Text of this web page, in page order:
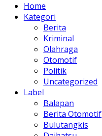
Home
Kategori
Berita
Kriminal
Olahraga
Otomotif
Politik
Uncategorized
Label
Balapan
Berita Otomotif
Bulutangkis